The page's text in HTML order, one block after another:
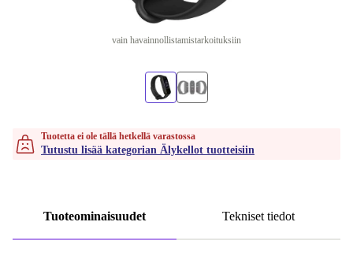
vain havainnollistamistarkoituksiin
Tuotetta ei ole tällä hetkellä varastossa
Tutustu lisää kategorian Älykellot tuotteisiin
Tuoteominaisuudet Tekniset tiedot